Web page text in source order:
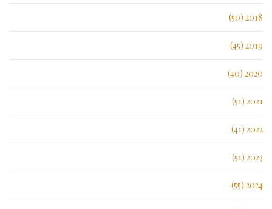
2018 (50)
2019 (45)
2020 (40)
2021 (51)
2022 (41)
2023 (51)
2024 (55)